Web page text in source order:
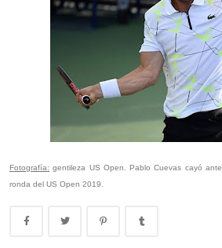
Fotografía: gentileza US Open. Pablo Cuevas cayó ante
ronda del US Open 2019.